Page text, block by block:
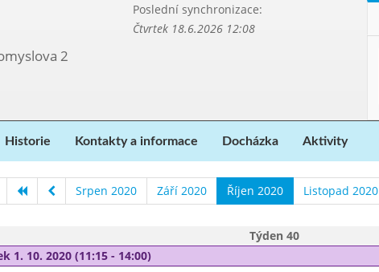
Poslední synchronizace:
Čtvrtek 18.6.2026 12:08
2
Historie Kontakty a informace Docházka Aktivity
Srpen 2020 Září 2020 Říjen 2020 Listopad 2020
Týden 40
1. 10. 2020 (11:15 - 14:00)